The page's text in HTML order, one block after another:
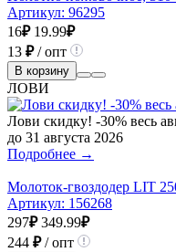
Артикул: 96295
16₽ 19.99₽
13 ₽/ опт
В корзину
ЛОВИ
Лови скидку! -30% весь
до 31 августа 2026
Подробнее →
Молоток-гвоздодер LIT
Артикул: 156268
297₽ 349.99₽
244 ₽/ опт